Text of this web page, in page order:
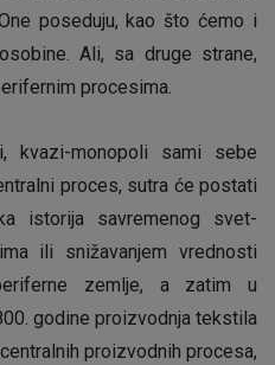
poseduju, kao što ćemo i
Ali, sa druge strane,
procesima.
kvazi-monopoli sami sebe
proces, sutra će postati
istorija savremenog svet-
ili snižavanjem vrednosti
zemlje, a zatim u
godine proizvodnja tekstila
proizvodnih procesa,